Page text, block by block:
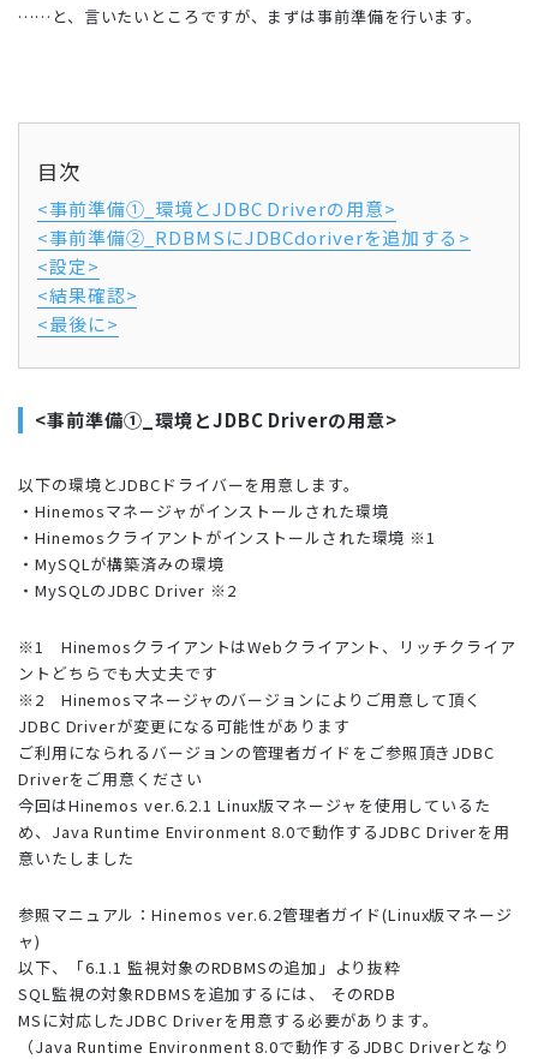
……と、言いたいところですが、まずは事前準備を行います。
目次
<事前準備①_環境とJDBC Driverの用意>
<事前準備②_RDBMSにJDBCdoriverを追加する>
<設定>
<結果確認>
<最後に>
<事前準備①_環境とJDBC Driverの用意>
以下の環境とJDBCドライバーを用意します。
・Hinemosマネージャがインストールされた環境
・Hinemosクライアントがインストールされた環境 ※1
・MySQLが構築済みの環境
・MySQLのJDBC Driver ※2
※1 HinemosクライアントはWebクライアント、リッチクライア
ントどちらでも大丈夫です
※2 Hinemosマネージャのバージョンによりご用意して頂く
JDBC Driverが変更になる可能性があります
ご利用になられるバージョンの管理者ガイドをご参照頂きJDBC
Driverをご用意ください
今回はHinemos ver.6.2.1 Linux版マネージャを使用しているた
め、Java Runtime Environment 8.0で動作するJDBC Driverを用
意いたしました
参照マニュアル：Hinemos ver.6.2管理者ガイド(Linux版マネージ
ャ)
以下、「6.1.1 監視対象のRDBMSの追加」より抜粋
SQL監視の対象RDBMSを追加するには、 そのRDB
MSに対応したJDBC Driverを用意する必要があります。
（Java Runtime Environment 8.0で動作するJDBC Driverとなり